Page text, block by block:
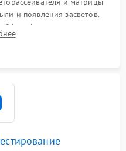
и появления засветов.
фиксация плат и
корпуса монитора.